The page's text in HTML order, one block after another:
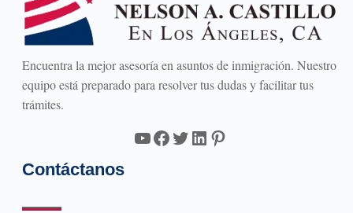
Encuentra la mejor asesoría en asuntos de inmigración. Nuestro
equipo está preparado para resolver tus dudas y facilitar tus
trámites.
YouTube
Facebook
Twitter
LinkedIn
Pinterest
Contáctanos